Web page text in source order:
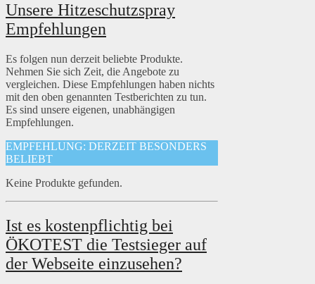
Unsere Hitzeschutzspray
Empfehlungen
Es folgen nun derzeit beliebte Produkte.
Nehmen Sie sich Zeit, die Angebote zu
vergleichen. Diese Empfehlungen haben nichts
mit den oben genannten Testberichten zu tun.
Es sind unsere eigenen, unabhängigen
Empfehlungen.
EMPFEHLUNG: DERZEIT BESONDERS
BELIEBT
Keine Produkte gefunden.
Ist es kostenpflichtig bei
ÖKOTEST die Testsieger auf
der Webseite einzusehen?